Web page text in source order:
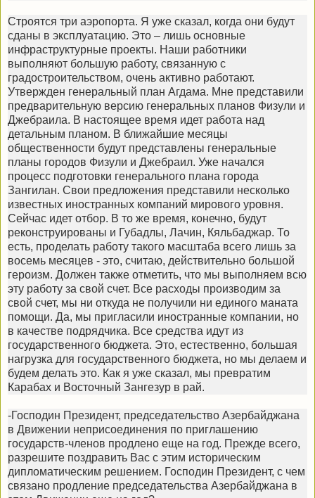
Строятся три аэропорта. Я уже сказал, когда они будут
сданы в эксплуатацию. Это – лишь основные
инфраструктурные проекты. Наши работники
выполняют большую работу, связанную с
градостроительством, очень активно работают.
Утвержден генеральный план Агдама. Мне представили
предварительную версию генеральных планов Физули и
Джебраила. В настоящее время идет работа над
детальным планом. В ближайшие месяцы
общественности будут представлены генеральные
планы городов Физули и Джебраил. Уже начался
процесс подготовки генерального плана города
Зангилан. Свои предложения представили несколько
известных иностранных компаний мирового уровня.
Сейчас идет отбор. В то же время, конечно, будут
реконструированы и Губадлы, Лачин, Кяльбаджар. То
есть, проделать работу такого масштаба всего лишь за
восемь месяцев - это, считаю, действительно большой
героизм. Должен также отметить, что мы выполняем всю
эту работу за свой счет. Все расходы производим за
свой счет, мы ни откуда не получили ни единого маната
помощи. Да, мы пригласили иностранные компании, но
в качестве подрядчика. Все средства идут из
государственного бюджета. Это, естественно, большая
нагрузка для государственного бюджета, но мы делаем и
будем делать это. Как я уже сказал, мы превратим
Карабах и Восточный Зангезур в рай.
-Господин Президент, председательство Азербайджана
в Движении неприсоединения по приглашению
государств-членов продлено еще на год. Прежде всего,
разрешите поздравить Вас с этим историческим
дипломатическим решением. Господин Президент, с чем
связано продление председательства Азербайджана в